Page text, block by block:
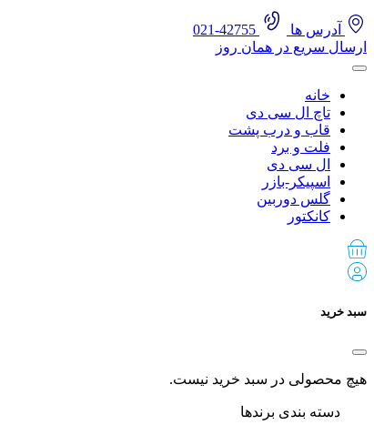
آدرس ها
ارسال سریع در همان روز
خانه
تاچ ال سی دی
قاب و درب پشت
فلت و برد
ال سی دی
اسپیکر-بازر
گلس دوربین
کانکتور
سبد خرید
هیچ محصولی در سبد خرید نیست.
دسته بندی برندها